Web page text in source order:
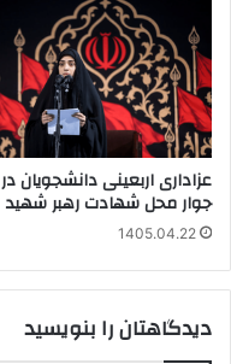
عزاداری اربعینی دانشجویان در
جوار محل شهادت رهبر شهید
1405.04.22
دیدگاهتان را بنویسید